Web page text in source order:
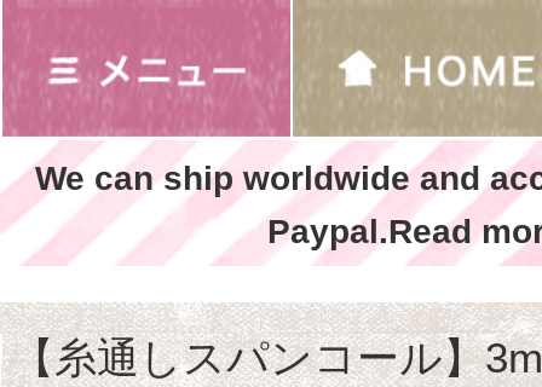
We can ship worldwide and
Paypal.Read
【糸通しスパンコール】